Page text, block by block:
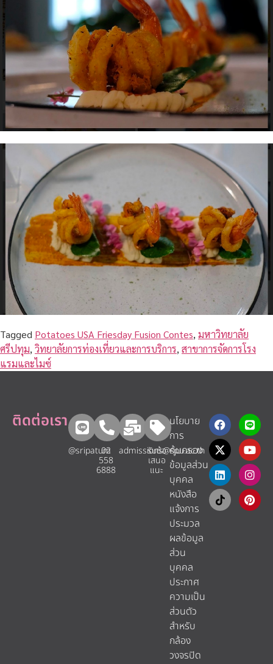
Tagged Potatoes USA Friesday Fusion Contes, มหาวิทยาลัย
ศรีปทุม, วิทยาลัยการท่องเที่ยวและการบริการ, สาขาการจัดการโรง
แรมและไมซ์
ติดต่อเรา
@sripatum
02
558
6888
admissions@spu.ac.th
รับข้อ
เสนอ
แนะ​
นโยบาย
การ
คุ้มครอง
ข้อมูลส่วน
บุคคล
หนังสือ
แจ้งการ
ประมวล
ผลข้อมูล
ส่วน
บุคคล
ประกาศ
ความเป็น
ส่วนตัว
สำหรับ
กล้อง
วงจรปิด